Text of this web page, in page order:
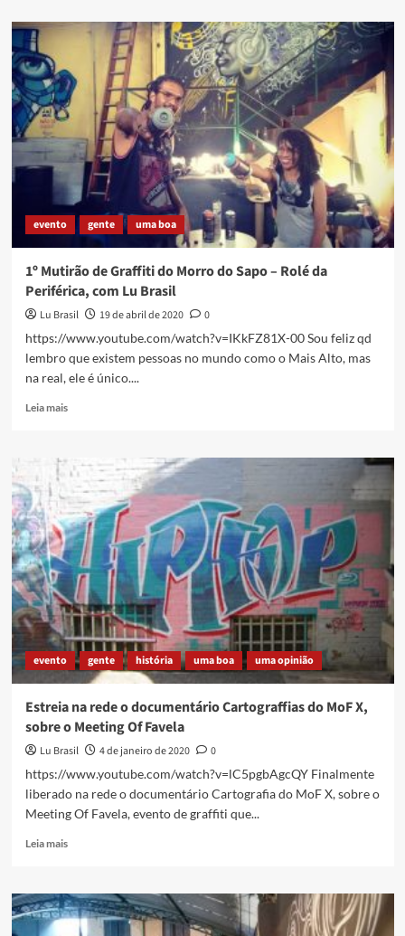
PELO
BAIXADA!
evento gente uma boa
1º Mutirão de Graffiti do Morro do Sapo – Rolé da
Periférica, com Lu Brasil
Lu Brasil 19 de abril de 2020
0
https://www.youtube.com/watch?v=IKkFZ81X-00 Sou feliz qd
lembro que existem pessoas no mundo como o Mais Alto, mas
na real, ele é único....
Leia maisRead
Mutirão
de
Graffiti
do
Morro
do
Sapo
–
Rolé
da
Periférica,
com
Lu
evento gente história uma boa uma opinião
Estreia na rede o documentário Cartograffias do MoF X,
sobre o Meeting Of Favela
Lu Brasil 4 de janeiro de 2020
0
https://www.youtube.com/watch?v=lC5pgbAgcQY Finalmente
liberado na rede o documentário Cartografia do MoF X, sobre o
Meeting Of Favela, evento de graffiti que...
Leia maisRead
Estreia
na
rede